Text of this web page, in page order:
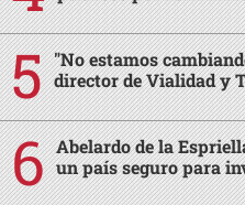
"No estamos
director de Vialidad y
Abelardo de la
un país seguro para